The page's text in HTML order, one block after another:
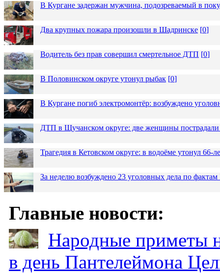
В Кургане задержан мужчина, подозреваемый в
Два крупных пожара произошли в Шадринске [0]
Водитель без прав совершил смертельное ДТП [0]
В Половинском округе утонул рыбак [0]
В Кургане погиб электромонтёр: возбуждено
ДТП в Щучанском округе: две женщины пострадали
Трагедия в Кетовском округе: в водоёме утонул 66-
За неделю возбуждено 23 уголовных дела по
Главные новости:
Народные приметы
в день Пантелеймона